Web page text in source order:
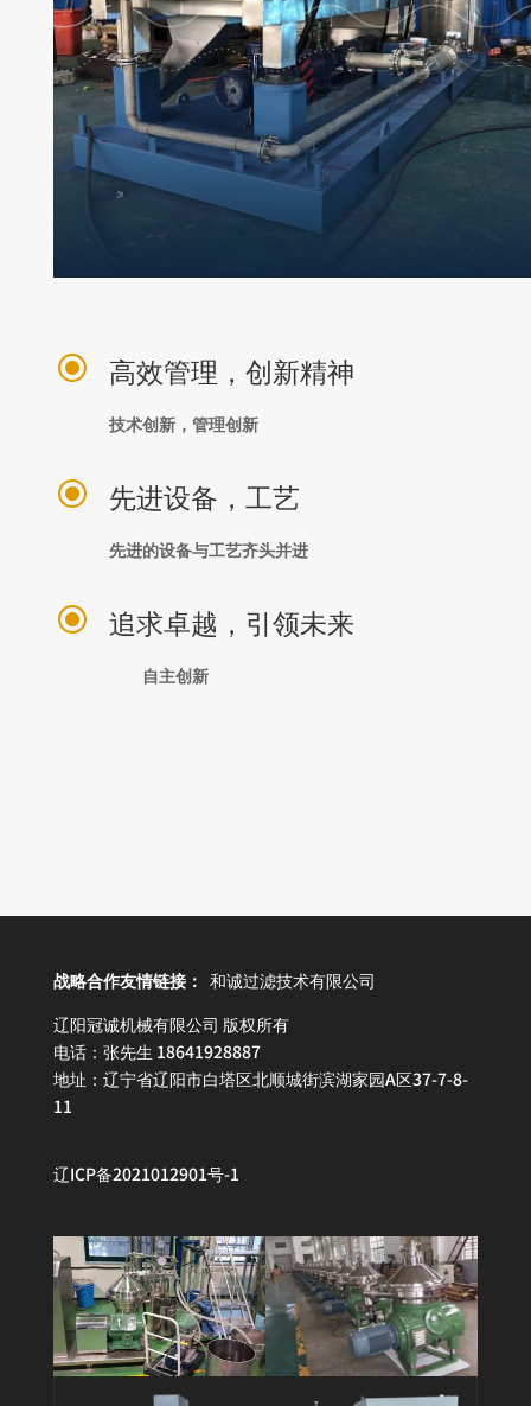
\ 高效管理，创新精神
技术创新，管理创新
\ 先进设备，工艺
先进的设备与工艺齐头并进
\ 追求卓越，引领未来
自主创新
战略合作友情链接： 和诚过滤技术有限公司
辽阳冠诚机械有限公司 版权所有
电话：张先生 18641928887
地址：辽宁省辽阳市白塔区北顺城街滨湖家园A区37-7-8-
11
辽ICP备2021012901号-1